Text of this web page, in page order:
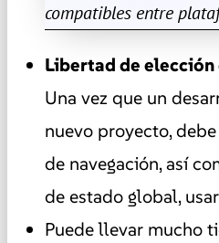
compatibles entre
Libertad de
Una vez que un
nuevo proyecto,
de navegación, así
de estado global,
Puede llevar mucho